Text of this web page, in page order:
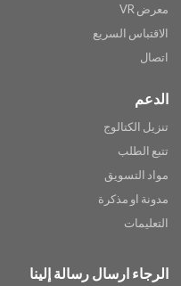
معرض VR
الاقتباس السريع
اتصال
الدعم
تنزيل الكتالوج
تتبع الطلب
مواد التسويق
مدونة او مذكرة
التعليمات
الرجاء ارسال رسالة إلينا